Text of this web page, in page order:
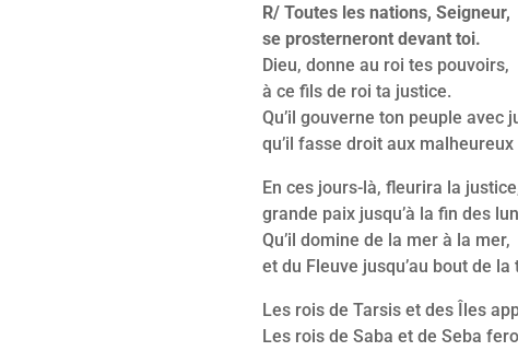
R/ Toutes les nations, Seigneur,
se prosterneront devant toi.
Dieu, donne au roi tes pouvoirs,
à ce fils de roi ta justice.
Qu’il gouverne ton peuple avec
qu’il fasse droit aux malheureux
En ces jours-là, fleurira la
grande paix jusqu’à la fin des
Qu’il domine de la mer à la mer,
et du Fleuve jusqu’au bout de la
Les rois de Tarsis et des Îles
Les rois de Saba et de Seba